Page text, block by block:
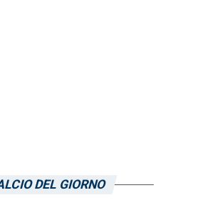
DEL GIORNO